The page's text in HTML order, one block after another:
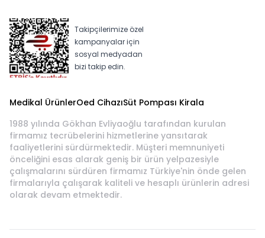
Takipçilerimize özel
kampanyalar için
sosyal medyadan
bizi takip edin.
Medikal ÜrünlerOed CihazıSüt Pompası Kirala
1988 yılında Gökhan Evliyaoğlu tarafından kurulan
firmamız tecrübelerini hizmetlerine yansıtarak
faaliyetlerini sürdürmektedir. Müşteri memnuniyeti
önceliğini esas alarak geniş bir ürün yelpazesiyle
çalışmalarını sürdüren firmamız Türkiye'nin önde gelen
firmalarıyla çalışarak kaliteli ve hesaplı ürünlerin adresi
olarak devam etmektedir.